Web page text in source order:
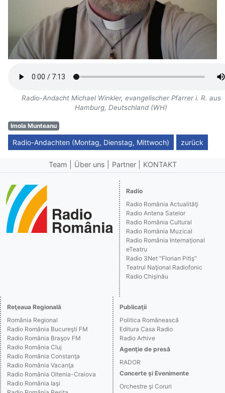
Radio-Andacht Michael Winkler, evangelischer Pfarrer i. R. aus
Hamburg, Deutschland (WH)
Imola Munteanu
Radio-Andachten (Montag, Dienstag, Mittwoch) zurück
Team Über uns Partner KONTAKT
Radio
Radio România Actualităţi
Radio Antena Satelor
Radio România Cultural
Radio România Muzical
Radio România Internaţional
eTeatru
Radio 3Net "Florian Pitiş"
Teatrul Naţional Radiofonic
Radio Chişinău
Reţeaua Regională
România Regional
Radio România Bucureşti FM
Radio România Braşov FM
Radio România Cluj
Radio România Constanţa
Radio România Vacanţa
Radio România Oltenia-Craiova
Radio România Iaşi
Publicaţii
Politica Românească
Editura Casa Radio
Radio Arhive
Agenţie de presă
RADOR
Concerte şi Evenimente
Orchestre şi Coruri